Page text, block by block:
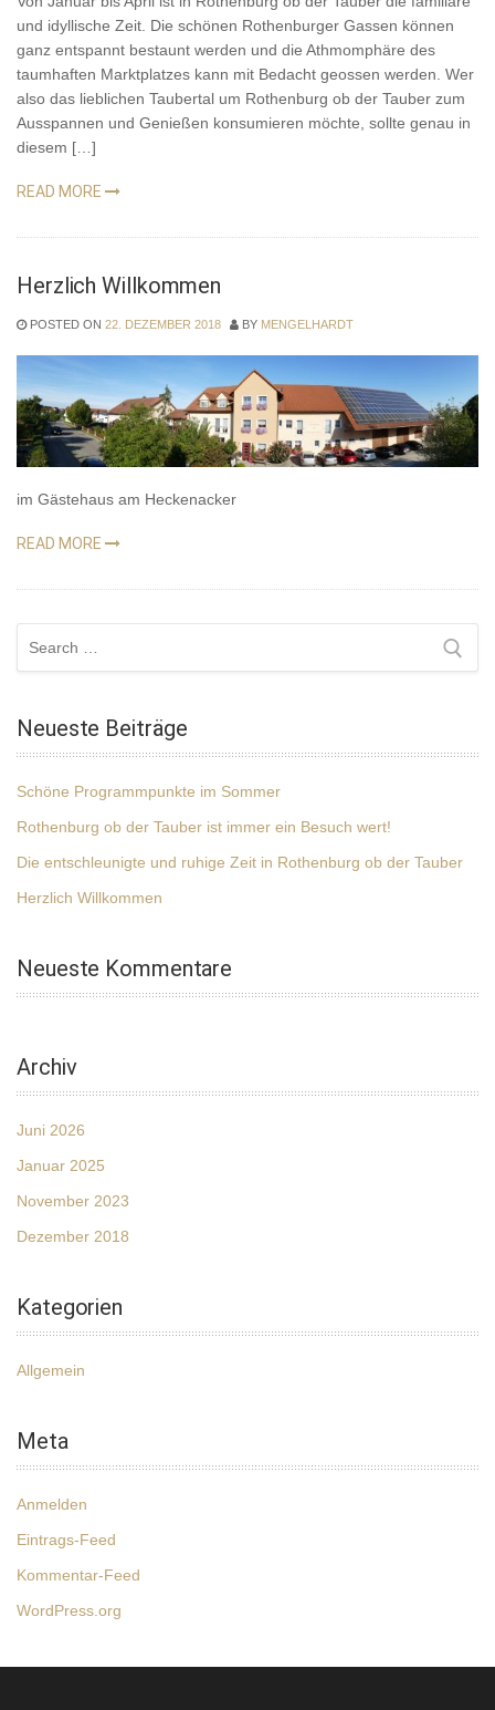
und idyllische Zeit. Die schönen Rothenburger Gassen können
ganz entspannt bestaunt werden und die Athmomphäre des
taumhaften Marktplatzes kann mit Bedacht geossen werden. Wer
also das lieblichen Taubertal um Rothenburg ob der Tauber zum
Ausspannen und Genießen konsumieren möchte, sollte genau in
diesem […]
READ MORE
Herzlich Willkommen
POSTED ON 22. DEZEMBER 2018 BY MENGELHARDT
im Gästehaus am Heckenacker
READ MORE
for:
Neueste Beiträge
Schöne Programmpunkte im Sommer
Rothenburg ob der Tauber ist immer ein Besuch wert!
Die entschleunigte und ruhige Zeit in Rothenburg ob der Tauber
Herzlich Willkommen
Neueste Kommentare
Archiv
Juni 2026
Januar 2025
November 2023
Dezember 2018
Kategorien
Allgemein
Meta
Anmelden
Eintrags-Feed
Kommentar-Feed
WordPress.org